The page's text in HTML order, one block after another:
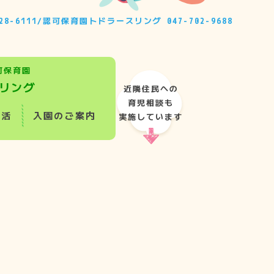
6111 /認可保育園トドラースリング 047-702-9688
育園
ング
入園のご案内
近隣住民への
育児相談も
実施しています